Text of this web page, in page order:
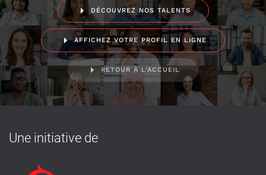
DÉCOUVREZ NOS TALENTS
AFFICHEZ VOTRE PROFIL EN LIGNE
RETOUR À L'ACCUEIL
Une initiative de